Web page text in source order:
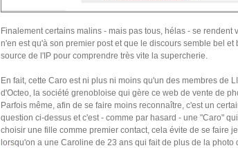
Finalement certains malins - mais pas tous, hélas - se
n'en est qu'à son premier post et que le discours semble bel
source de l'IP pour comprendre très vite la supercherie.
En fait, cette Caro est ni plus ni moins qu'un des membres de
d'Octeo, la société grenobloise qui gère ce web de vente de
Parfois même, afin de se faire moins reconnaître, c'est un
question ci-dessus et c'est - comme par hasard - une "Caro"
choisir une fille comme premier contact, cela évite de se faire
lorsqu'on a une Caroline de 23 ans qui fait de plus de la